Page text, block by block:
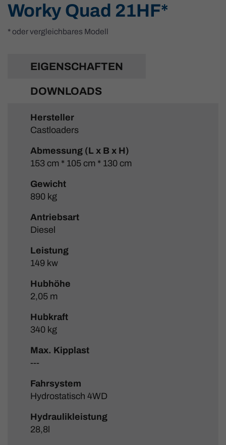
Worky Quad 21HF*
* oder vergleichbares Modell
EIGENSCHAFTEN
DOWNLOADS
Hersteller
Castloaders
Abmessung (L x B x H)
153 cm * 105 cm * 130 cm
Gewicht
890 kg
Antriebsart
Diesel
Leistung
149 kw
Hubhöhe
2,05 m
Hubkraft
340 kg
Max. Kipplast
---
Fahrsystem
Hydrostatisch 4WD
Hydraulikleistung
28,8l